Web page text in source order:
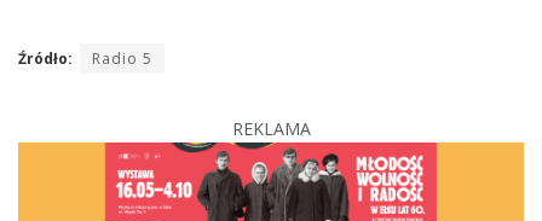
Źródło: Radio 5
REKLAMA